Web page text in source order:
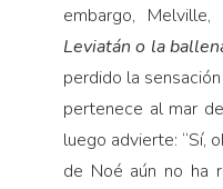
embargo,
Leviatán o la
perdido la
pertenece al mar
luego advierte: “Sí,
de Noé aún no ha